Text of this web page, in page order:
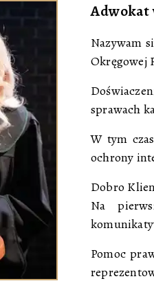
Adwokat
Nazywam
Okręgowej
sprawach
W tym
ochrony
Dobro
Na
Pomoc